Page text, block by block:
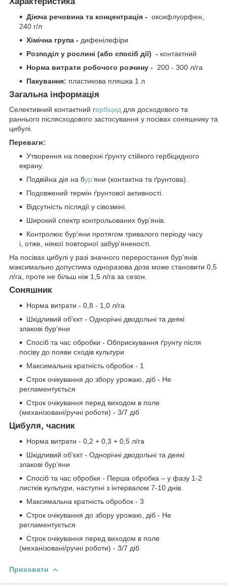
Діюча речовина та концентрація - оксифлуорфен,
240 г/л
Хімічна група - дифенілефіри
Розподіл у рослині (або спосіб дії) - контактний
Норма витрати робочого розчину - 200 - 300 л/га
Пакування: пластикова пляшка 1 л
Загальна інформація
Селективний контактний гербіцид для досходового та
раннього післясходового застосування у посівах соняшнику та
цибулі.
Переваги:
Утворення на поверхні ґрунту стійкого гербіцидного
екрану.
Подвійна дія на бур’яни (контактна та ґрунтова).
Подовжений термін ґрунтової активності.
Відсутність післядії у сівозміні.
Широкий спектр контрольованих бур’янів.
Контролює бур'яни протягом тривалого періоду часу
і, отже, ніякої повторної забур'яненості.
На посівах цибулі у разі значного переростання бур’янів
максимально допустима одноразова доза може становити 0,5
л/га, проте не більш ніж 1,5 л/га за сезон.
Соняшник
Норма витрати - 0,8 - 1,0 л/га
Шкідливий об'єкт - Однорічні дводольні та деякі
злакові бур’яни
Спосіб та час обробки - Обприскування ґрунту після
посіву до появи сходів культури
Максимальна кратність обробок - 1
Строк очікування до збору урожаю, діб - Не
регламентується
Строк очікування перед виходом в поле
(механізовані/ручні роботи) - 3/7 діб
Цибуля, часник
Норма витрати - 0,2 + 0,3 + 0,5 л/га
Шкідливий об'єкт - Однорічні дводольні та деякі
злакові бур’яни
Спосіб та час обробки - Перша обробка – у фазу 1-2
листків культури, наступні з інтервалом 7-10 днів.
Максимальна кратність обробок - 3
Строк очікування до збору урожаю, діб - Не
регламентується
Строк очікування перед виходом в поле
(механізовані/ручні роботи) - 3/7 діб
Приховати